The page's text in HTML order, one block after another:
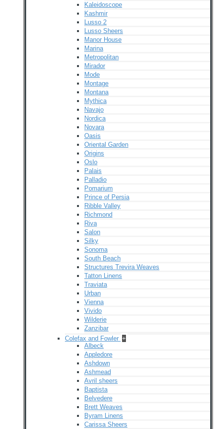
Kaleidoscope
Kashmir
Lusso 2
Lusso Sheers
Manor House
Marina
Metropolitan
Mirador
Mode
Montage
Montana
Mythica
Navajo
Nordica
Novara
Oasis
Oriental Garden
Origins
Oslo
Palais
Palladio
Pomarium
Prince of Persia
Ribble Valley
Richmond
Riva
Salon
Silky
Sonoma
South Beach
Structures Trevira Weaves
Tatton Linens
Traviata
Urban
Vienna
Vivido
Wilderie
Zanzibar
Colefax and Fowler +
Albeck
Appledore
Ashdown
Ashmead
Avril sheers
Baptista
Belvedere
Brett Weaves
Byram Linens
Carissa Sheers